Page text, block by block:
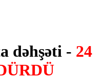
dəhşəti - 24